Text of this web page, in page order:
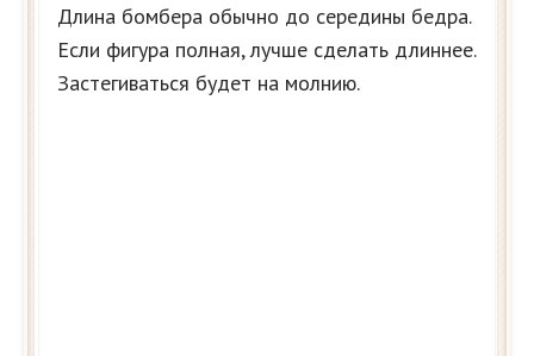
Длина бомбера обычно до середины бедра.
Если фигура полная, лучше сделать длиннее.
Застегиваться будет на молнию.